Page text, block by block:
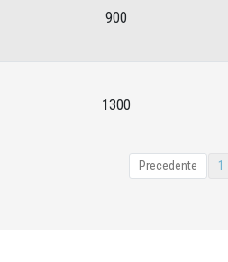
900
1300
Precedente 1